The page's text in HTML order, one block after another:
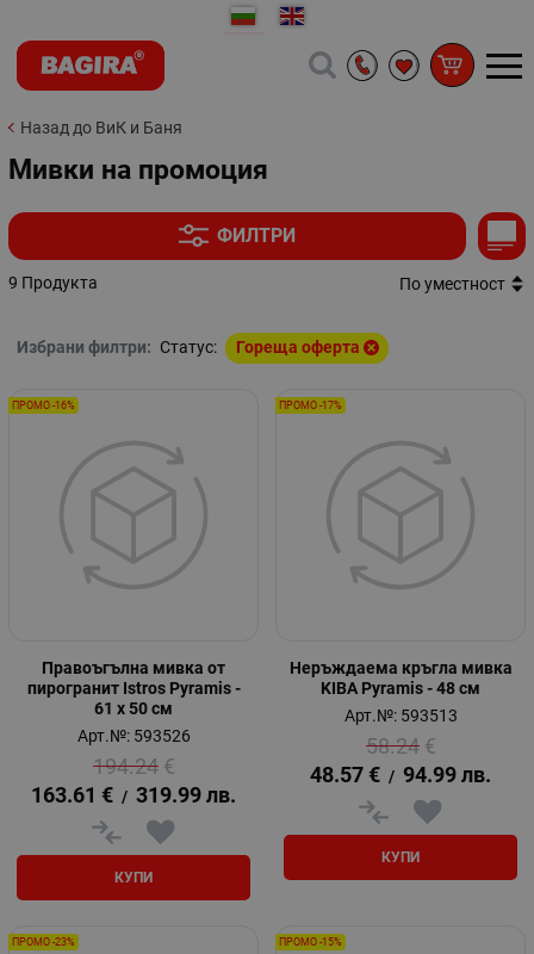
Назад до ВиК и Баня
Мивки на промоция
ФИЛТРИ
9 Продукта По уместност
Избрани филтри: Статус: Гореща оферта
Правоъгълна мивка от
пирогранит Istros Pyramis -
61 х 50 см
Арт.№: 593526
194.24 €
163.61 € / 319.99 лв.
КУПИ
ПРОМО -16%
Неръждаема кръгла мивка
KIBA Pyramis - 48 см
Арт.№: 593513
58.24 €
48.57 € / 94.99 лв.
КУПИ
ПРОМО -17%
ПРОМО -23% ПРОМО -15%